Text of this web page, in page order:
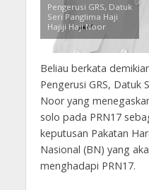
Pengerusi GRS, Datuk
Seri Panglima Haji
Hajiji Haji Noor
Beliau berkata
Pengerusi GRS, Datuk
Noor yang
solo pada PRN17
keputusan Pakatan
Nasional (BN) yang
menghadapi PRN17.